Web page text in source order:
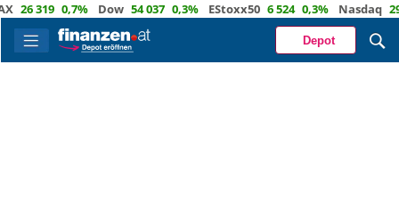
319 0,7% Dow 54 037 0,3% EStoxx50 6 524 0,3% Nasdaq 29 722
Depot